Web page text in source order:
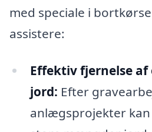
med speciale i
assistere:
Effektiv fjernelse af
jord: Efter
anlægsprojekter